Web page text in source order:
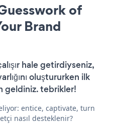
of
Brand
hale getirdiyseniz,
oluştururken ilk
geldiniz. tebrikler!
entice, captivate, turn
nasıl desteklenir?